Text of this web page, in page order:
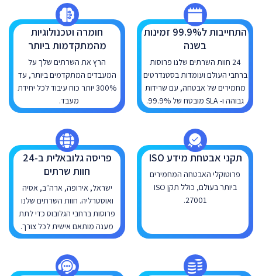
התחייבות ל99.9% זמינות
בשנה
24 חוות השרתים שלנו פרוסות
ברחבי העולם ועומדות בסטנדרטים
מחמירים של אבטחה, עם שרידות
גבוהה ו- SLA מובטח של 99.9%.
חומרה וטכנולוגיות
מהמתקדמות ביותר
הרץ את השרתים שלך על
המעבדים המתקדמים ביותר, עד
300% יותר כוח עיבוד לכל יחידת
מעבד.
תקני אבטחת מידע ISO
פרוטוקלי האבטחה המחמירים
ביותר בעולם, כולל תקן ISO
27001.
פריסה גלובאלית ב-24
חוות שרתים
ישראל, אירופה, ארה״ב, אסיה
ואוסטרליה. חוות השרתים שלנו
פרוסות ברחבי הגלובוס כדי לתת
מענה מותאם אישית לכל צורך.